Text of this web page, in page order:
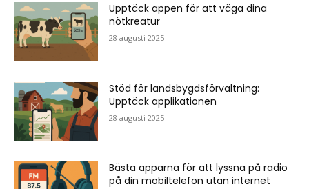
Upptäck appen för att väga dina
nötkreatur
28 augusti 2025
Stöd för landsbygdsförvaltning:
Upptäck applikationen
28 augusti 2025
Bästa apparna för att lyssna på radio
på din mobiltelefon utan internet